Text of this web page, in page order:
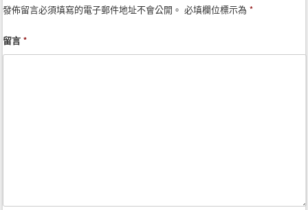
發佈留言必須填寫的電子郵件地址不會公開。 必填欄位標示為*
留言*